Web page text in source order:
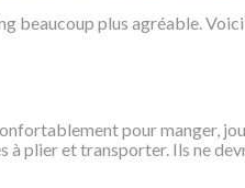
beaucoup plus agréable.
pour manger,
à plier et transporter. Ils ne